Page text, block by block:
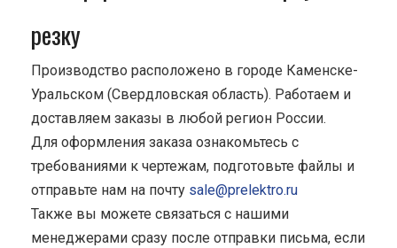
резку
Производство расположено в городе Каменске-
Уральском (Свердловская область). Работаем и
доставляем заказы в любой регион России.
Для оформления заказа ознакомьтесь с
требованиями к чертежам, подготовьте файлы и
отправьте нам на почту sale@prelektro.ru
Также вы можете связаться с нашими
менеджерами сразу после отправки письма, если